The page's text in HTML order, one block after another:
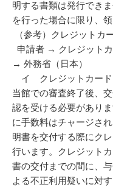
明する書類は発行でき
を行った場合に限り、
（参考）クレジットカ
申請者 → クレジット
→ 外務省（日本）
イ クレジットカード
当館での審査終了後、
認を受ける必要があり
に手数料はチャージさ
明書を交付する際にク
行います。クレジット
書の交付までの間に、
よる不正利用疑いに対